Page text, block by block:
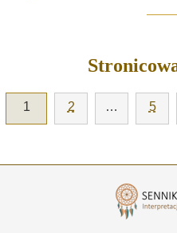
1 2 … 5